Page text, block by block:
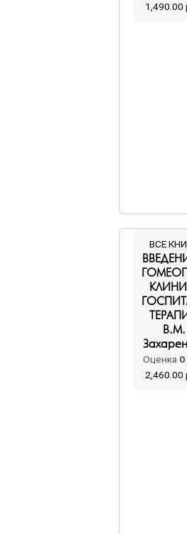
1,490.00
ВСЕ
В.М.
Оценка 0
2,460.00